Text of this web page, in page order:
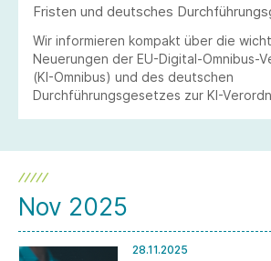
Fristen und deutsches
Wir informieren kompakt über die
Neuerungen der EU-Digital-Omnibus-
(KI-Omnibus) und des deutschen
Durchführungsgesetzes zur KI-
Nov 2025
28.11.2025